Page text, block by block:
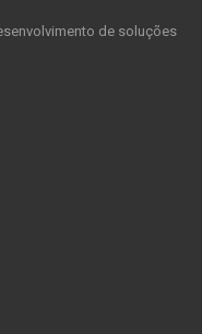
de soluções